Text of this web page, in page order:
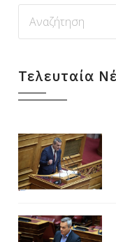
Τελευταία